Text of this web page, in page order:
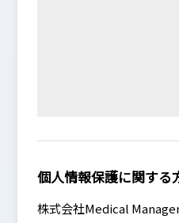
個人情報保護に関する
株式会社Medical